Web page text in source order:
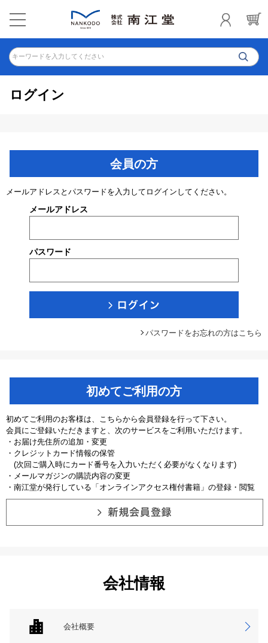
キーワードを入力してください
ログイン
会員の方
メールアドレスとパスワードを入力してログインしてください。
メールアドレス
パスワード
パスワードをお忘れの方はこちら
初めてご利用の方
初めてご利用のお客様は、こちらから会員登録を行って下さい。
会員にご登録いただきますと、次のサービスをご利用いただけます。
・お届け先住所の追加・変更
・クレジットカード情報の保管
(次回ご購入時にカード番号を入力いただく必要がなくなります)
・メールマガジンの購読内容の変更
・南江堂が発行している「オンラインアクセス権付書籍」の登録・閲覧
会社情報
会社概要